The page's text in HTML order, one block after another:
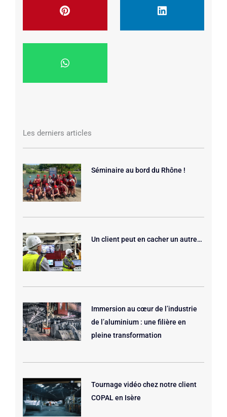
Les derniers articles
Séminaire au bord du Rhône !
Un client peut en cacher un autre…
Immersion au cœur de l’industrie
de l’aluminium : une filière en
pleine transformation
Tournage vidéo chez notre client
COPAL en Isère